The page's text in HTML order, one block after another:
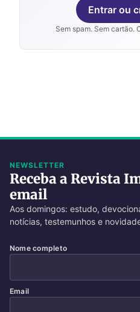
Entrar ou
Sem spam. Sem cartão.
NEWSLETTER
Receba a Revista
email
Aos domingos: estudo,
notícias, testemunhos e
Nome completo
Email